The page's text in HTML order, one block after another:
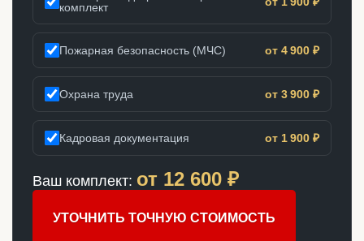
комплект
Пожарная безопасность (МЧС) от 4 900 ₽
Охрана труда от 3 900 ₽
Кадровая документация от 1 900 ₽
Ваш комплект: от 12 600 ₽
УТОЧНИТЬ ТОЧНУЮ СТОИМОСТЬ